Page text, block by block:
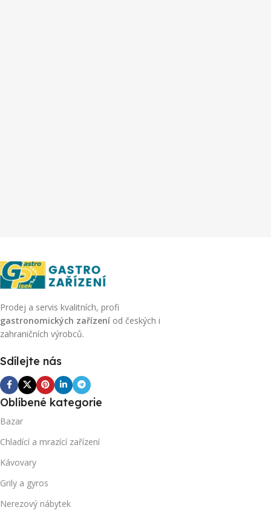
Prodej a servis kvalitních, profi
gastronomických zařízení od českých i
zahraničních výrobců.
Sdílejte nás
Oblíbené kategorie
Bazar
Chladící a mrazící zařízení
Kávovary
Grily a gyros
Nerezový nábytek